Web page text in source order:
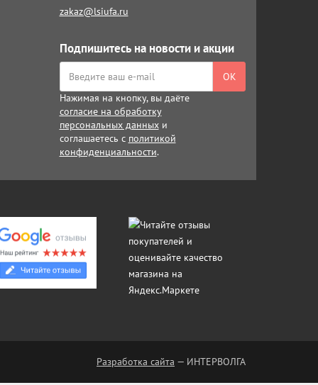
zakaz@lsiufa.ru
Подпишитесь на новости и акции
ОК
Нажимая на кнопку, вы даёте
согласие на обработку
персональных данныхи
соглашаетесь с политикой
конфиденциальности.
Разработка сайта — ИНТЕРВОЛГА